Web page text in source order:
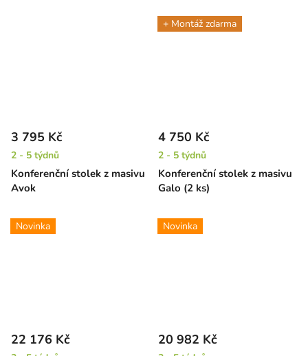
Konferenční stolek z masivu
Avok
3 795 Kč
2 - 5 týdnů
+ Montáž zdarma
Konferenční stolek z masivu
Galo (2 ks)
4 750 Kč
2 - 5 týdnů
Novinka
22 176 Kč
Novinka
20 982 Kč